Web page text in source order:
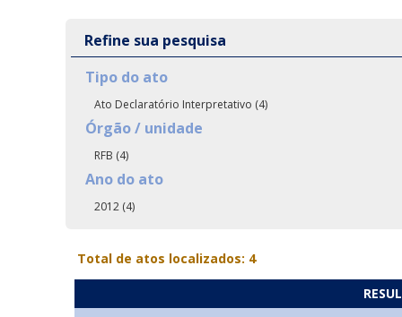
Refine sua pesquisa
Tipo do ato
Ato Declaratório Interpretativo (4)
Órgão / unidade
RFB (4)
Ano do ato
2012 (4)
Total de atos localizados: 4